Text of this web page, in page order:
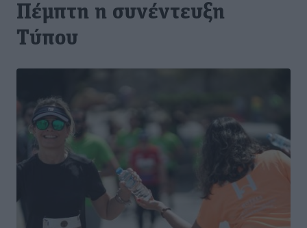
Πέμπτη η συνέντευξη
Τύπου